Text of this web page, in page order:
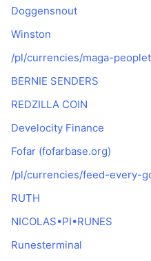
Doggensnout
Winston
/pl/currencies/maga-
BERNIE SENDERS
REDZILLA COIN
Develocity Finance
Fofar (fofarbase.org)
/pl/currencies/feed-every-
RUTH
NICOLAS•PI•RUNES
Runesterminal